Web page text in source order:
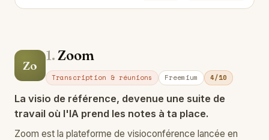
Zo
1.Zoom
Transcription & réunions Freemium 4/10
La visio de référence, devenue une suite de
travail où l'IA prend les notes à ta place.
Zoom est la plateforme de visioconférence lancée en